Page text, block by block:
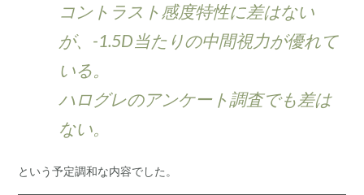
コントラスト感度特性に差はない
が、-1.5D当たりの中間視力が優れて
いる。
ハログレのアンケート調査でも差は
ない。
という予定調和な内容でした。